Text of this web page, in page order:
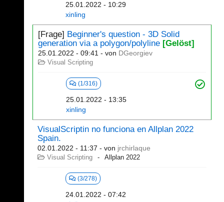
25.01.2022 - 10:29
xinling
[Frage] Beginner's question - 3D Solid
generation via a polygon/polyline [Gelöst]
25.01.2022 - 09:41 - von DGeorgiev
Visual Scripting
(1/316)
25.01.2022 - 13:35
xinling
VisualScriptin no funciona en Allplan 2022
Spain.
02.01.2022 - 11:37 - von jrchirlaque
Visual Scripting Allplan 2022
(3/278)
24.01.2022 - 07:42